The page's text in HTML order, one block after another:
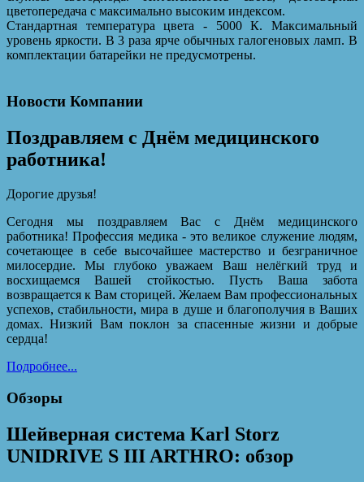
цветопередача с максимально высоким индексом.
Стандартная температура цвета - 5000 К. Максимальный
уровень яркости. В 3 раза ярче обычных галогеновых ламп. В
комплектации батарейки не предусмотрены.
Новости Компании
Поздравляем с Днём медицинского
работника!
Дорогие друзья!
Сегодня мы поздравляем Вас с Днём медицинского
работника! Профессия медика - это великое служение людям,
сочетающее в себе высочайшее мастерство и безграничное
милосердие. Мы глубоко уважаем Ваш нелёгкий труд и
восхищаемся Вашей стойкостью. Пусть Ваша забота
возвращается к Вам сторицей. Желаем Вам профессиональных
успехов, стабильности, мира в душе и благополучия в Ваших
домах. Низкий Вам поклон за спасенные жизни и добрые
сердца!
Подробнее...
Обзоры
Шейверная система Karl Storz
UNIDRIVE S III ARTHRO: обзор